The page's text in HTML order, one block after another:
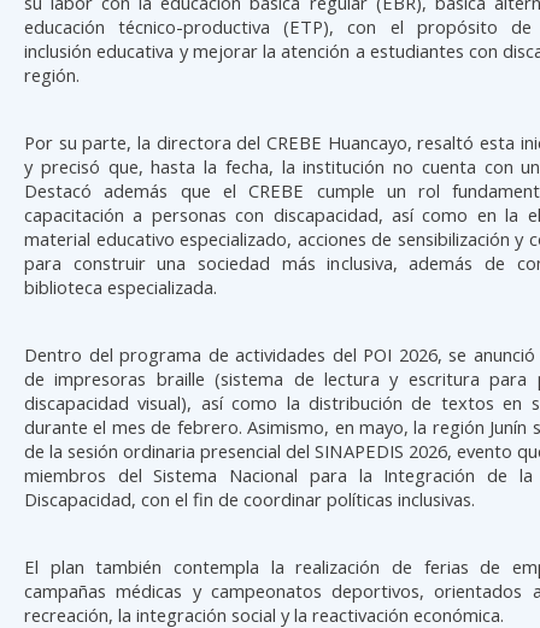
educación técnico-productiva (ETP), con el propósito
inclusión educativa y mejorar la atención a estudiantes con
región.
Por su parte, la directora del CREBE Huancayo, resaltó esta
y precisó que, hasta la fecha, la institución no cuenta con
Destacó además que el CREBE cumple un rol
capacitación a personas con discapacidad, así como en la
material educativo especializado, acciones de sensibilización y
para construir una sociedad más inclusiva, además de
biblioteca especializada.
Dentro del programa de actividades del POI 2026, se anunció
de impresoras braille (sistema de lectura y escritura para
discapacidad visual), así como la distribución de textos en
durante el mes de febrero. Asimismo, en mayo, la región Junín
de la sesión ordinaria presencial del SINAPEDIS 2026, evento
miembros del Sistema Nacional para la Integración de la
Discapacidad, con el fin de coordinar políticas inclusivas.
El plan también contempla la realización de ferias de
campañas médicas y campeonatos deportivos, orientados
recreación, la integración social y la reactivación económica.